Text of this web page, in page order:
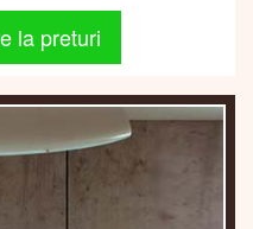
la preturi